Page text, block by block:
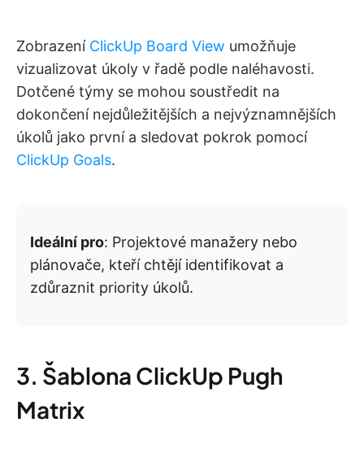
Zobrazení ClickUp Board View umožňuje
vizualizovat úkoly v řadě podle naléhavosti.
Dotčené týmy se mohou soustředit na
dokončení nejdůležitějších a nejvýznamnějších
úkolů jako první a sledovat pokrok pomocí
ClickUp Goals.
Ideální pro: Projektové manažery nebo
plánovače, kteří chtějí identifikovat a
zdůraznit priority úkolů.
3. Šablona ClickUp Pugh
Matrix